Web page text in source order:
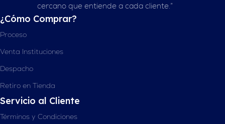
cercano que entiende a cada cliente.”
¿Cómo Comprar?
Proceso
Venta Instituciones
Despacho
Retiro en Tienda
Servicio al Cliente
Términos y Condiciones